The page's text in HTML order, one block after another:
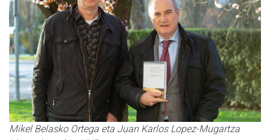
Mikel Belasko Ortega eta Juan Karlos Lopez-Mugartza